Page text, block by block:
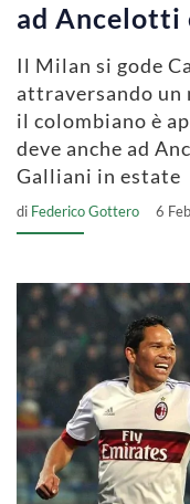
ad Ancelotti
Il Milan si gode
attraversando un
il colombiano è
deve anche ad
Galliani in estate
di Federico Gottero 6